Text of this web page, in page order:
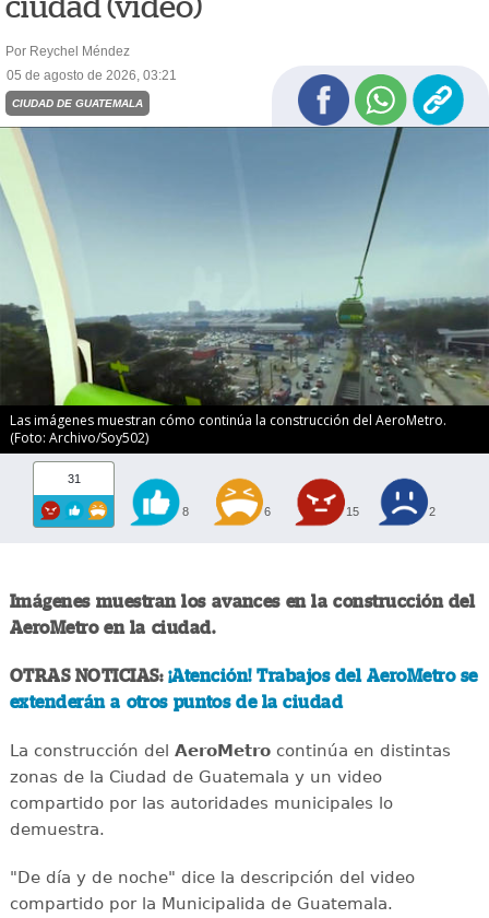
ciudad (video)
Por Reychel Méndez
05 de agosto de 2026, 03:21
CIUDAD DE GUATEMALA
Las imágenes muestran cómo continúa la construcción del AeroMetro.
(Foto: Archivo/Soy502)
31
8 6 15 2
Imágenes muestran los avances en la construcción del
AeroMetro en la ciudad.
OTRAS NOTICIAS: ¡Atención! Trabajos del AeroMetro se
extenderán a otros puntos de la ciudad
La construcción del AeroMetrocontinúa en distintas
zonas de la Ciudad de Guatemala y un video
compartido por las autoridades municipales lo
demuestra.
"De día y de noche" dice la descripción del video
compartido por la Municipalida de Guatemala.